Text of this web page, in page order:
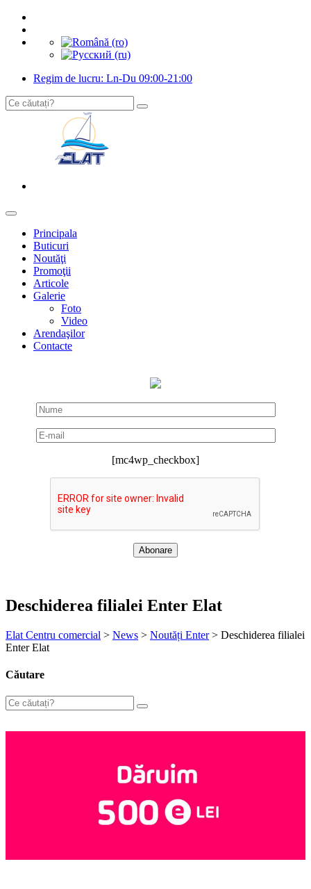
Regim de lucru: Ln-Du 09:00-21:00
Principala
Buticuri
Noutăţi
Promoţii
Articole
Galerie
Foto
Video
Arendaşilor
Contacte
[mc4wp_checkbox]
Deschiderea filialei Enter Elat
Elat Centru comercial > News > Noutăți Enter> Deschiderea filialei
Enter Elat
Căutare